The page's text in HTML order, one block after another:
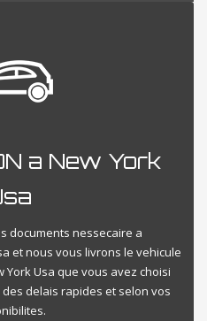
a New York
documents nessecaire a
et nous vous livrons le vehicule
York Usa que vous avez choisi
delais rapides et selon vos